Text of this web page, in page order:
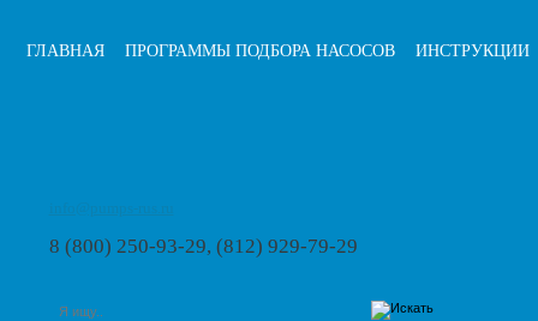
ГЛАВНАЯ ПРОГРАММЫ ПОДБОРА НАСОСОВ ИНСТРУКЦИИ
8 (800) 250-93-29, (812) 929-79-29